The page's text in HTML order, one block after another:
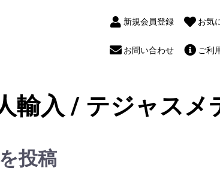
新規会員登録 お気
お問い合わせ ご利
輸入 / テジャスメ
投稿